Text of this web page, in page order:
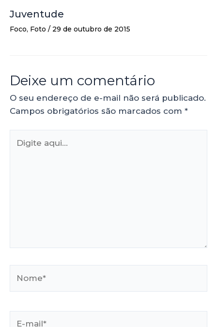
Juventude
Foco, Foto / 29 de outubro de 2015
Deixe um comentário
O seu endereço de e-mail não será publicado.
Campos obrigatórios são marcados com *